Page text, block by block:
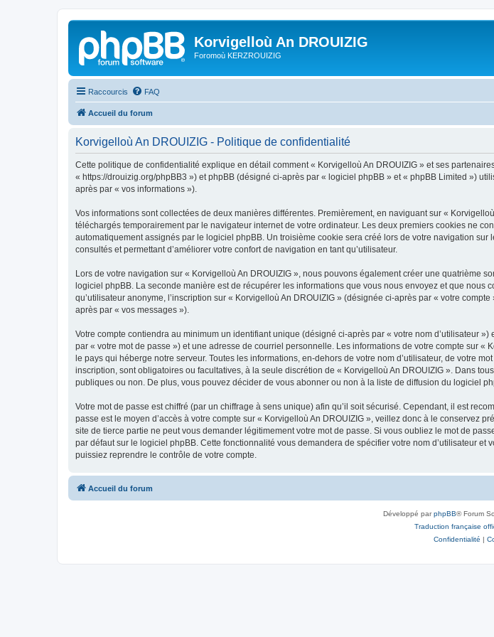
Korvigelloù An DROUIZIG
Foromoù KERZROUIZIG
Raccourcis FAQ
Accueil du forum
Korvigelloù An DROUIZIG - Politique de confidentialité
Cette politique de confidentialité explique en détail comment « Korvigelloù An DROUIZIG » et ses
« https://drouizig.org/phpBB3 ») et phpBB (désigné ci-après par « logiciel phpBB » et « phpBB Limited »)
après par « vos informations »).
Vos informations sont collectées de deux manières différentes. Premièrement, en naviguant sur «
téléchargés temporairement par le navigateur internet de votre ordinateur. Les deux premiers cookies ne
automatiquement assignés par le logiciel phpBB. Un troisième cookie sera créé lors de votre navigation
consultés et permettant d’améliorer votre confort de navigation en tant qu’utilisateur.
Lors de votre navigation sur « Korvigelloù An DROUIZIG », nous pouvons également créer une quatrième
logiciel phpBB. La seconde manière est de récupérer les informations que vous nous envoyez et que
qu’utilisateur anonyme, l’inscription sur « Korvigelloù An DROUIZIG » (désignée ci-après par « votre
après par « vos messages »).
Votre compte contiendra au minimum un identifiant unique (désigné ci-après par « votre nom d’utilisateur
par « votre mot de passe ») et une adresse de courriel personnelle. Les informations de votre compte sur
le pays qui héberge notre serveur. Toutes les informations, en-dehors de votre nom d’utilisateur, de votre
inscription, sont obligatoires ou facultatives, à la seule discrétion de « Korvigelloù An DROUIZIG ». Dans
publiques ou non. De plus, vous pouvez décider de vous abonner ou non à la liste de diffusion du logiciel
Votre mot de passe est chiffré (par un chiffrage à sens unique) afin qu’il soit sécurisé. Cependant, il est
passe est le moyen d’accès à votre compte sur « Korvigelloù An DROUIZIG », veillez donc à le conservez
site de tierce partie ne peut vous demander légitimement votre mot de passe. Si vous oubliez le mot de
par défaut sur le logiciel phpBB. Cette fonctionnalité vous demandera de spécifier votre nom d’utilisateur
puissiez reprendre le contrôle de votre compte.
Accueil du forum
Développé parphpBB® Forum
Traduction française
Confidentialité |